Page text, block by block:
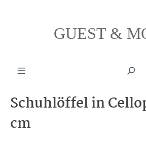
GUEST &
Schuhlöffel in
cm